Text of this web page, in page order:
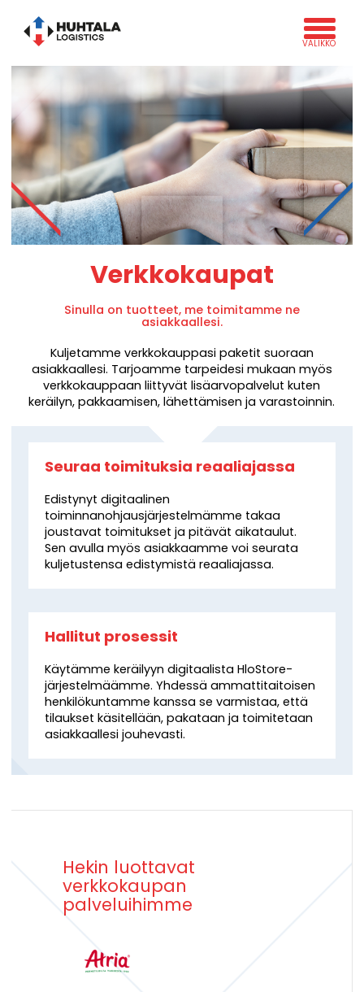
Verkkokaupat
Sinulla on tuotteet, me toimitamme ne
asiakkaallesi.
Kuljetamme verkkokauppasi paketit suoraan
asiakkaallesi. Tarjoamme tarpeidesi mukaan myös
verkkokauppaan liittyvät lisäarvopalvelut kuten
keräilyn, pakkaamisen, lähettämisen ja varastoinnin.
Seuraa toimituksia reaaliajassa
Edistynyt digitaalinen
toiminnanohjausjärjestelmämme takaa
joustavat toimitukset ja pitävät aikataulut.
Sen avulla myös asiakkaamme voi seurata
kuljetustensa edistymistä reaaliajassa.
Hallitut prosessit
Käytämme keräilyyn digitaalista HloStore-
järjestelmäämme. Yhdessä ammattitaitoisen
henkilökuntamme kanssa se varmistaa, että
tilaukset käsitellään, pakataan ja toimitetaan
asiakkaallesi jouhevasti.
Hekin luottavat
verkkokaupan
palveluihimme